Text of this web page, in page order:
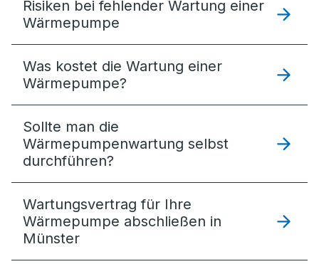
Risiken bei fehlender Wartung einer
Wärmepumpe
Was kostet die Wartung einer
Wärmepumpe?
Sollte man die
Wärmepumpenwartung selbst
durchführen?
Wartungsvertrag für Ihre
Wärmepumpe abschließen in
Münster